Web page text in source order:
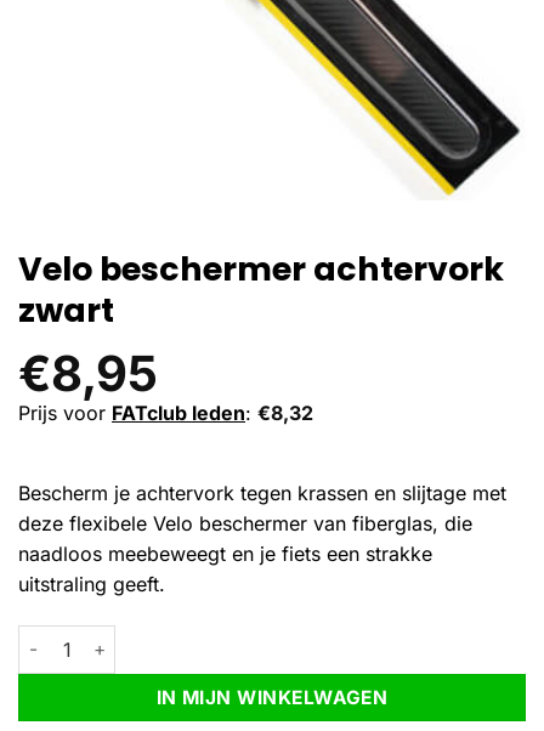
Velo beschermer achtervork
zwart
€8,95
Prijs voor FATclub leden: €8,32
Bescherm je achtervork tegen krassen en slijtage met
deze flexibele Velo beschermer van fiberglas, die
naadloos meebeweegt en je fiets een strakke
uitstraling geeft.
Velo beschermer achtervork zwart aantal
IN MIJN WINKELWAGEN
Alternative: